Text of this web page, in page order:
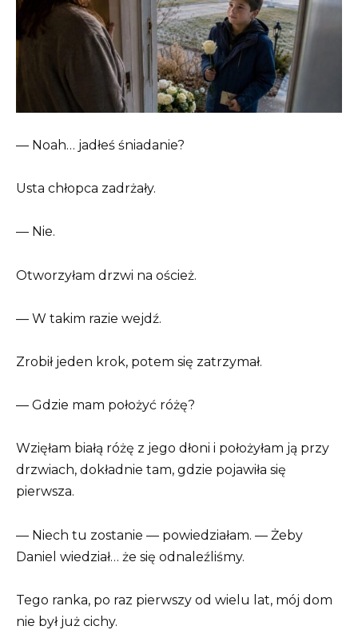
— Noah… jadłeś śniadanie?
Usta chłopca zadrżały.
— Nie.
Otworzyłam drzwi na oścież.
— W takim razie wejdź.
Zrobił jeden krok, potem się zatrzymał.
— Gdzie mam położyć różę?
Wzięłam białą różę z jego dłoni i położyłam ją przy
drzwiach, dokładnie tam, gdzie pojawiła się
pierwsza.
— Niech tu zostanie — powiedziałam. — Żeby
Daniel wiedział… że się odnaleźliśmy.
Tego ranka, po raz pierwszy od wielu lat, mój dom
nie był już cichy.